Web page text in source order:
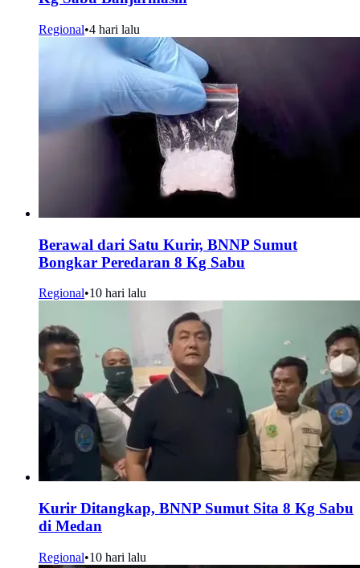
Regional•4 hari lalu
Berawal dari Satu Kurir, BNNP Sumut
Bongkar Peredaran 8 Kg Sabu
Regional•10 hari lalu
Kurir Ditangkap, BNNP Sumut Sita 8 Kg Sabu
di Medan
Regional•10 hari lalu